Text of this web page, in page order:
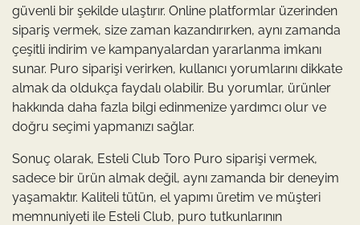
güvenli bir şekilde ulaştırır. Online platformlar üzerinden
sipariş vermek, size zaman kazandırırken, aynı zamanda
çeşitli indirim ve kampanyalardan yararlanma imkanı
sunar. Puro siparişi verirken, kullanıcı yorumlarını dikkate
almak da oldukça faydalı olabilir. Bu yorumlar, ürünler
hakkında daha fazla bilgi edinmenize yardımcı olur ve
doğru seçimi yapmanızı sağlar.
Sonuç olarak, Esteli Club Toro Puro siparişi vermek,
sadece bir ürün almak değil, aynı zamanda bir deneyim
yaşamaktır. Kaliteli tütün, el yapımı üretim ve müşteri
memnuniyeti ile Esteli Club, puro tutkunlarının